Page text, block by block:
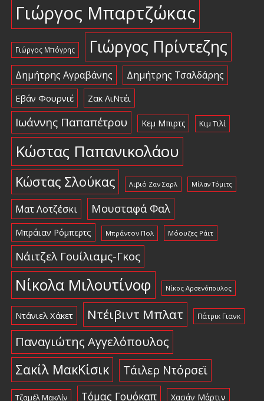
Γιώργος Μπαρτζώκας
Γιώργος Μπόγρης Γιώργος Πρίντεζης
Δημήτρης Αγραβάνης Δημήτρης Τσαλδάρης
Εβάν Φουρνιέ Ζακ ΛιΝτέι
Ιωάννης Παπαπέτρου Κεμ Μπιρτς Κιμ Τιλί
Κώστας Παπανικολάου
Κώστας Σλούκας Λιβιό Ζαν Σαρλ Μίλαν Τόμιτς
Ματ Λοτζέσκι Μουσταφά Φαλ
Μπράιαν Ρόμπερτς Μπράντον Πολ Μόουζες Ράιτ
Νάιτζελ Γουίλιαμς-Γκος
Νίκολα Μιλουτίνοφ Νίκος Αρσενόπουλος
Ντάνιελ Χάκετ Ντέιβιντ Μπλατ Πάτρικ Γιανκ
Παναγιώτης Αγγελόπουλος
Σακίλ ΜακΚίσικ Τάιλερ Ντόρσεϊ
Τζαμέλ ΜακΛίν Τόμας Γουόκαπ Χασάν Μάρτιν